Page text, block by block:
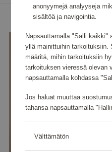
anonyymejä analyyseja
sisältöä ja navigointia.
Napsauttamalla "Salli kaikki"
yllä mainittuihin tarkoituksiin.
määritä, mihin tarkoituksiin
tarkoituksen vieressä olevan
napsauttamalla kohdassa
Jos haluat muuttaa
tahansa napsauttamalla
Välttämätön